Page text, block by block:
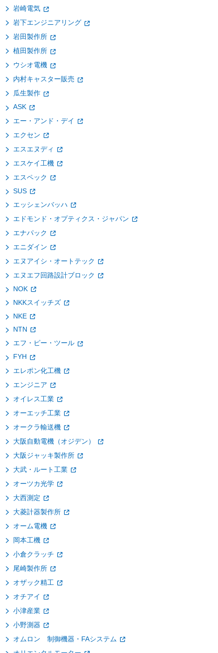
岩崎電気
岩下エンジニアリング
岩田製作所
植田製作所
ウシオ電機
内村キャスター販売
瓜生製作
ASK
エー・アンド・デイ
エクセン
エスエヌディ
エスケイ工機
エスペック
SUS
エッシェンバッハ
エドモンド・オプティクス・ジャパン
エナパック
エニダイン
エヌアイシ・オートテック
エヌエフ回路設計ブロック
NOK
NKKスイッチズ
NKE
NTN
エフ・ピー・ツール
FYH
エレポン化工機
エンジニア
オイレス工業
オーエッチ工業
オークラ輸送機
大阪自動電機（オジデン）
大阪ジャッキ製作所
大武・ルート工業
オーツカ光学
大西測定
大菱計器製作所
オーム電機
岡本工機
小倉クラッチ
尾崎製作所
オザック精工
オチアイ
小津産業
小野測器
オムロン 制御機器・FAシステム